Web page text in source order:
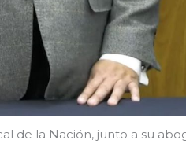
de la Nación, junto a su